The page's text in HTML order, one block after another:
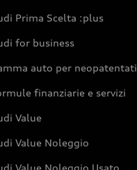
Prima Scelta :plus
for business
auto per neopatentati
finanziarie e servizi
Value
Value Noleggio